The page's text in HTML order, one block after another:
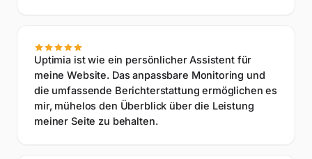
Uptimia ist wie ein persönlicher Assistent für
meine Website. Das anpassbare Monitoring und
die umfassende Berichterstattung ermöglichen es
mir, mühelos den Überblick über die Leistung
meiner Seite zu behalten.